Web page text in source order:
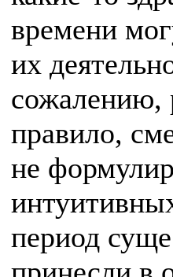
времени
их
сожалению,
правило,
не
период